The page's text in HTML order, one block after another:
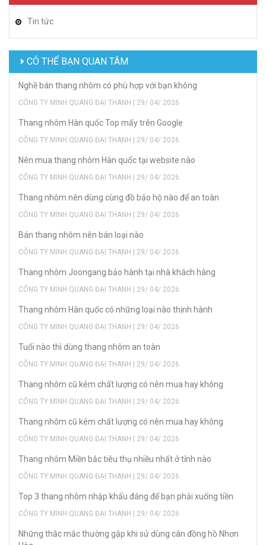
Tin tức
CÓ THỂ BẠN QUAN TÂM
Nghề bán thang nhôm có phù hợp với bạn không
CÔNG TY MINH QUANG ĐẠI THANH | 29/ 04/ 2026
Thang nhôm Hàn quốc Top mấy trên Google
CÔNG TY MINH QUANG ĐẠI THANH | 29/ 04/ 2026
Nên mua thang nhôm Hàn quốc tại website nào
CÔNG TY MINH QUANG ĐẠI THANH | 29/ 04/ 2026
Thang nhôm nên dùng cùng đồ bảo hộ nào để an toàn
CÔNG TY MINH QUANG ĐẠI THANH | 29/ 04/ 2026
Bán thang nhôm nên bán loại nào
CÔNG TY MINH QUANG ĐẠI THANH | 29/ 04/ 2026
Thang nhôm Joongang bảo hành tại nhà khách hàng
CÔNG TY MINH QUANG ĐẠI THANH | 29/ 04/ 2026
Thang nhôm Hàn quốc có những loại nào thịnh hành
CÔNG TY MINH QUANG ĐẠI THANH | 29/ 04/ 2026
Tuổi nào thì dùng thang nhôm an toàn
CÔNG TY MINH QUANG ĐẠI THANH | 29/ 04/ 2026
Thang nhôm cũ kém chất lượng có nên mua hay không
CÔNG TY MINH QUANG ĐẠI THANH | 29/ 04/ 2026
Thang nhôm cũ kém chất lượng có nên mua hay không
CÔNG TY MINH QUANG ĐẠI THANH | 29/ 04/ 2026
Thang nhôm Miền bắc tiêu thụ nhiều nhất ở tỉnh nào
CÔNG TY MINH QUANG ĐẠI THANH | 29/ 04/ 2026
Top 3 thang nhôm nhập khẩu đáng để bạn phải xuống tiền
CÔNG TY MINH QUANG ĐẠI THANH | 29/ 04/ 2026
Những thắc mắc thường gặp khi sử dùng cân đồng hồ Nhơn